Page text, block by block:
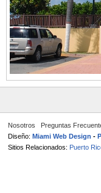
Nosotros Preguntas
Diseño: Miami Web Design -
Sitios Relacionados: Puerto